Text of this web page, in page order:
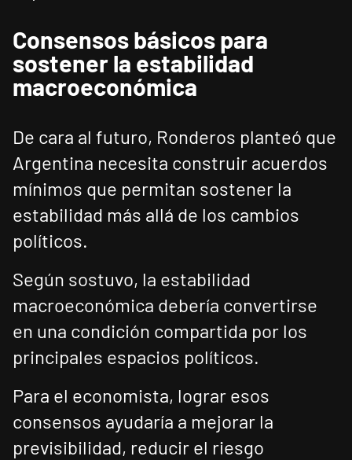
Consensos básicos para
sostener la estabilidad
macroeconómica
De cara al futuro, Ronderos planteó que
Argentina necesita construir acuerdos
mínimos que permitan sostener la
estabilidad más allá de los cambios
políticos.
Según sostuvo, la estabilidad
macroeconómica debería convertirse
en una condición compartida por los
principales espacios políticos.
Para el economista, lograr esos
consensos ayudaría a mejorar la
previsibilidad, reducir el riesgo